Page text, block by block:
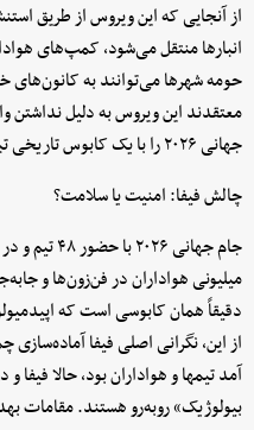
از آنجایی که این ویروس از طریق
انبارها منتقل می‌شود، کمپ‌های
حومه شهرها می‌توانند به
معتقدند این ویروس به دلیل
جهانی ۲۰۲۶ را با یک کابوس تاریخی تبدیل کند.
چالش فیفا: امنیت یا سلامت؟
جام جهانی
میلیونی هواداران در فن‌زون‌ها و
دقیقاً همان کابوسی است که
از این، نگرانی اصلی فیفا
آمد تیمها و هواداران بود، حالا فیفا
بیولوژیک» روبه‌رو هستند. مقامات